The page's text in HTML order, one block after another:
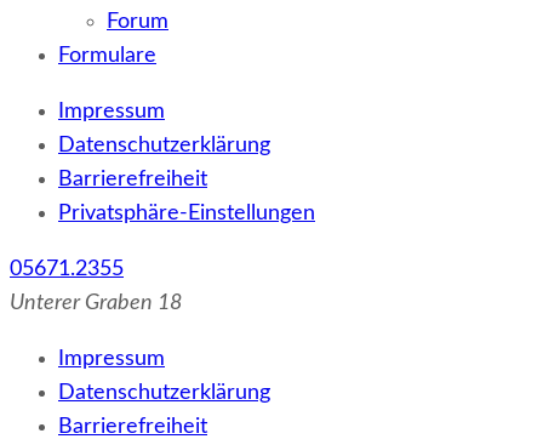
Forum
Formulare
Impressum
Datenschutzerklärung
Barrierefreiheit
Privatsphäre-Einstellungen
05671.2355
Unterer Graben 18
Impressum
Datenschutzerklärung
Barrierefreiheit